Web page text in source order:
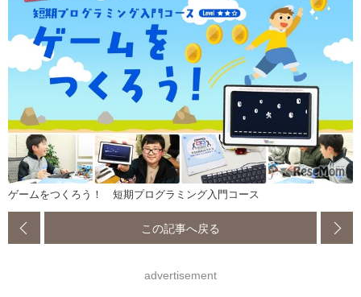
ゲームをつくろう！ 短期プログラミング入門コース
この記事へ戻る
advertisement